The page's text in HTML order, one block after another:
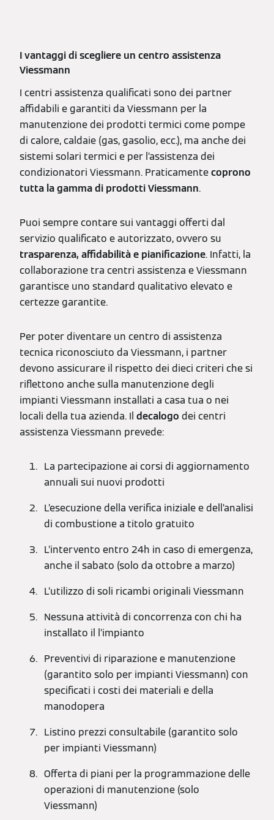
I vantaggi di scegliere un centro assistenza
Viessmann
I centri assistenza qualificati sono dei partner
affidabili e garantiti da Viessmann per la
manutenzione dei prodotti termici come pompe
di calore, caldaie (gas, gasolio, ecc.), ma anche dei
sistemi solari termici e per l’assistenza dei
condizionatori Viessmann. Praticamentecoprono
tutta la gamma di prodotti Viessmann.
Puoi sempre contare sui vantaggi offerti dal
servizio qualificato e autorizzato, ovvero su
trasparenza, affidabilità e pianificazione. Infatti, la
collaborazione tra centri assistenza e Viessmann
garantisce uno standard qualitativo elevato e
certezze garantite.
Per poter diventare un centro di assistenza
tecnica riconosciuto da Viessmann, i partner
devono assicurare il rispetto dei dieci criteri che si
riflettono anche sulla manutenzione degli
impianti Viessmann installati a casa tua o nei
locali della tua azienda. Il decalogo dei centri
assistenza Viessmann prevede:
La partecipazione ai corsi di aggiornamento
annuali sui nuovi prodotti
L’esecuzione della verifica iniziale e dell’analisi
di combustione a titolo gratuito
L’intervento entro 24h in caso di emergenza,
anche il sabato (solo da ottobre a marzo)
L’utilizzo di soli ricambi originali Viessmann
Nessuna attività di concorrenza con chi ha
installato il l’impianto
Preventivi di riparazione e manutenzione
(garantito solo per impianti Viessmann) con
specificati i costi dei materiali e della
manodopera
Listino prezzi consultabile (garantito solo
per impianti Viessmann)
Offerta di piani per la programmazione delle
operazioni di manutenzione (solo
Viessmann)